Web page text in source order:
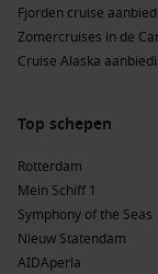
Alternatieve
Westelijke
Oostelijke
Caribbean
diverse
Bahamas:
ontdekken van
Fjorden cruise
Zomercruises in de
Cruise Alaska
Top schepen
Rotterdam
Mein Schiff 1
Symphony of the Seas
Nieuw Statendam
AIDAperla